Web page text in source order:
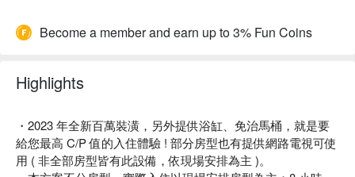
Become a member and earn up to 3% Fun Coins
Highlights
・2023 年全新百萬裝潢，另外提供浴缸、免治馬桶，就是要
給您最高 C/P 值的入住體驗 ! 部分房型也有提供網路電視可使
用 ( 非全部房型皆有此設備，依現場安排為主 )。